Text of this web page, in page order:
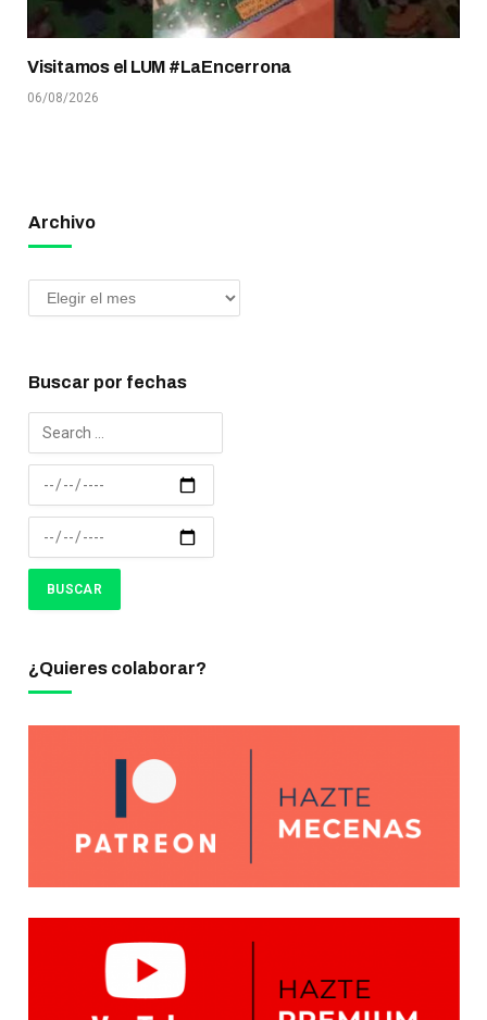
Visitamos el LUM #LaEncerrona
06/08/2026
Archivo
Buscar por fechas
¿Quieres colaborar?